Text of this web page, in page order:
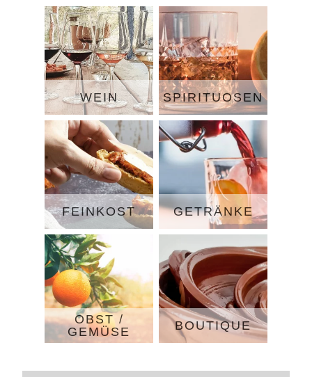
WEIN SPIRITUOSEN
FEINKOST GETRÄNKE
OBST /
GEMÜSE
BOUTIQUE